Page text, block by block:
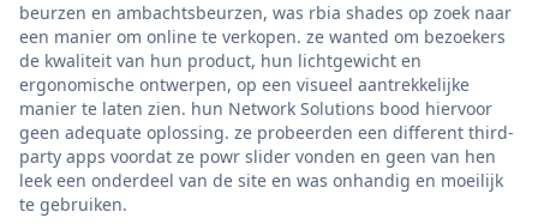
beurzen en ambachtsbeurzen, was rbia shades op zoek naar
een manier om online te verkopen. ze wanted om bezoekers
de kwaliteit van hun product, hun lichtgewicht en
ergonomische ontwerpen, op een visueel aantrekkelijke
manier te laten zien. hun Network Solutions bood hiervoor
geen adequate oplossing. ze probeerden een different third-
party apps voordat ze powr slider vonden en geen van hen
leek een onderdeel van de site en was onhandig en moeilijk
te gebruiken.